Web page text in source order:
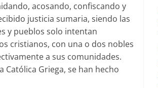
acosando, confiscando y
justicia sumaria, siendo las
y pueblos solo intentan
cristianos, con una o dos nobles
a sus comunidades.
Católica Griega, se han hecho